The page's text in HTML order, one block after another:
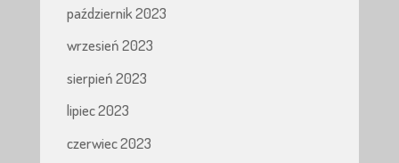
październik 2023
wrzesień 2023
sierpień 2023
lipiec 2023
czerwiec 2023